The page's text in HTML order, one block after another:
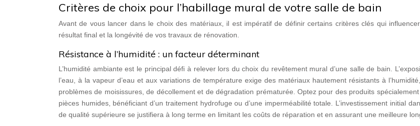
Critères de choix pour l’habillage mural de votre salle de bain
Avant de vous lancer dans le choix des matériaux, il est impératif de définir certains critères clés qui
résultat final et la longévité de vos travaux de rénovation.
Résistance à l’humidité : un facteur déterminant
L’humidité ambiante est le principal défi à relever lors du choix du revêtement mural d’une salle de bain.
l’eau, à la vapeur d’eau et aux variations de température exige des matériaux hautement résistants à
problèmes de moisissures, de décollement et de dégradation prématurée. Optez pour des produits
pièces humides, bénéficiant d’un traitement hydrofuge ou d’une imperméabilité totale. L’investissement initial
de qualité supérieure se justifiera à long terme en limitant les coûts de réparation et en assurant une meilleure